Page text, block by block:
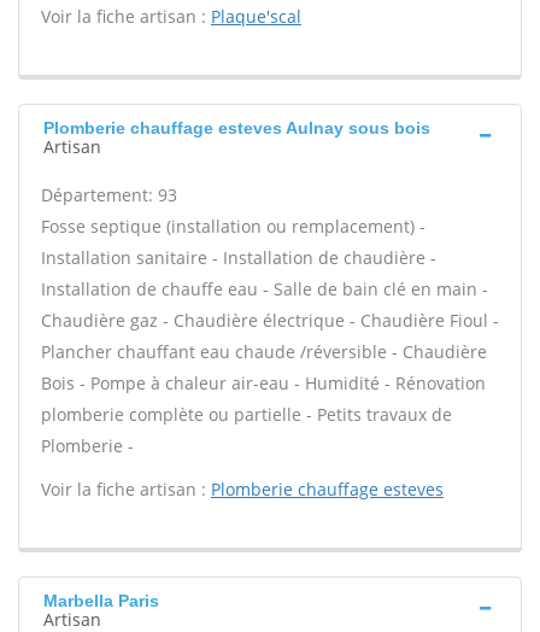
Voir la fiche artisan : Plaque'scal
Plomberie chauffage esteves Aulnay sous bois
Artisan
Département: 93
Fosse septique (installation ou remplacement) -
Installation sanitaire - Installation de chaudière -
Installation de chauffe eau - Salle de bain clé en main -
Chaudière gaz - Chaudière électrique - Chaudière Fioul -
Plancher chauffant eau chaude /réversible - Chaudière
Bois - Pompe à chaleur air-eau - Humidité - Rénovation
plomberie complète ou partielle - Petits travaux de
Plomberie -
Voir la fiche artisan : Plomberie chauffage esteves
Marbella Paris
Artisan